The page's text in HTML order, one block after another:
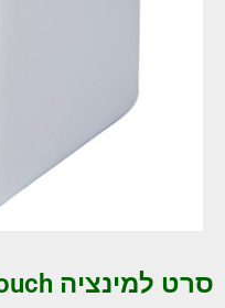
סרט למינציה P-Touch